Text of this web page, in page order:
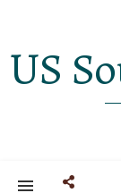
US